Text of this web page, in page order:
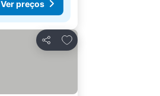
Ver preços
Partilhar
Adicionar aos favoritos